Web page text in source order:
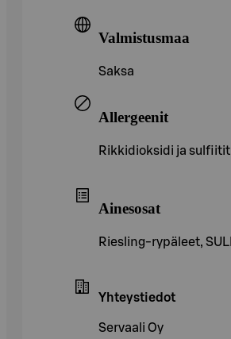
Valmistusmaa
Saksa
Allergeenit
Rikkidioksidi ja sulfiitit
Ainesosat
Riesling-rypäleet,
Yhteystiedot
Servaali Oy